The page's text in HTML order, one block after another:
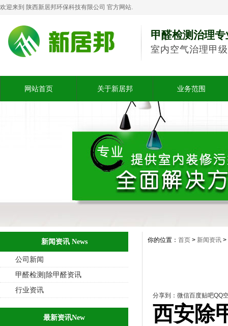
欢迎来到 陕西新居邦环保科技有限公司 官方网站.
甲醛检测治理
室内空气治理甲
网站首页 关于新居邦 业务范围
新闻资讯 News
公司新闻
甲醛检测|除甲醛资讯
行业资讯
最新资讯New
你的位置： 首页 > 新闻资讯 >
分享到： 微信百度贴吧QQ
西安除